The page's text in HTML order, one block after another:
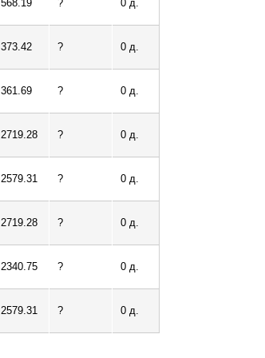
г
568.19 ? 0 д.
373.42 ? 0 д.
361.69 ? 0 д.
2719.28 ? 0 д.
2579.31 ? 0 д.
2719.28 ? 0 д.
2340.75 ? 0 д.
2579.31 ? 0 д.